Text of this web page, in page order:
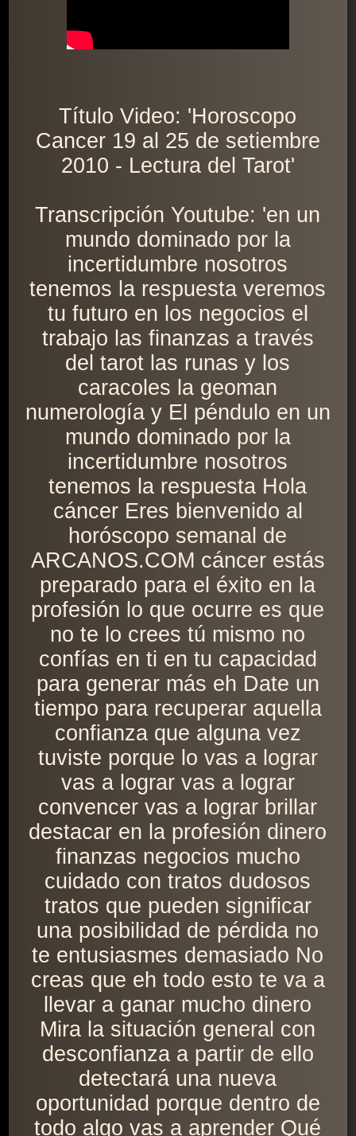
Título Video: 'Horoscopo
Cancer 19 al 25 de setiembre
2010 - Lectura del Tarot'
Transcripción Youtube: 'en un
mundo dominado por la
incertidumbre nosotros
tenemos la respuesta veremos
tu futuro en los negocios el
trabajo las finanzas a través
del tarot las runas y los
caracoles la geoman
numerología y El péndulo en un
mundo dominado por la
incertidumbre nosotros
tenemos la respuesta Hola
cáncer Eres bienvenido al
horóscopo semanal de
ARCANOS.COM cáncer estás
preparado para el éxito en la
profesión lo que ocurre es que
no te lo crees tú mismo no
confías en ti en tu capacidad
para generar más eh Date un
tiempo para recuperar aquella
confianza que alguna vez
tuviste porque lo vas a lograr
vas a lograr vas a lograr
convencer vas a lograr brillar
destacar en la profesión dinero
finanzas negocios mucho
cuidado con tratos dudosos
tratos que pueden significar
una posibilidad de pérdida no
te entusiasmes demasiado No
creas que eh todo esto te va a
llevar a ganar mucho dinero
Mira la situación general con
desconfianza a partir de ello
detectará una nueva
oportunidad porque dentro de
todo algo vas a aprender Qué